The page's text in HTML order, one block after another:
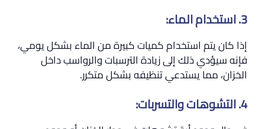
3. استخدام الماء:
إذا كان يتم استخدام كميات كبيرة من الماء بشكل يومي،
فإنه سيؤدي ذلك إلى زيادة الترسبات والرواسب داخل
الخزان، مما يستدعي تنظيفه بشكل متكرر.
4. التشوهات والتسربات: